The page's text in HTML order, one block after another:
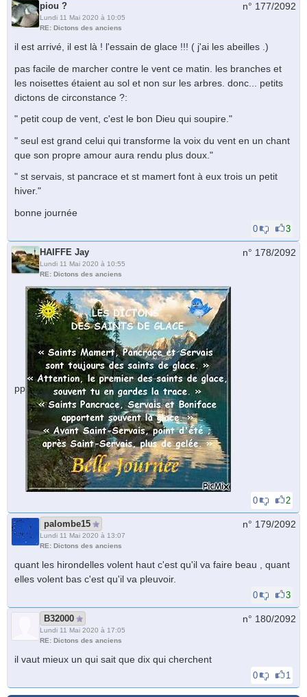
piou ?
Lundi 11 Mai 2020 à 10:05
RE: Dictons des anciens
n° 177/2092
il est arrivé, il est là ! l'essain de glace !!! ( j'ai les abeilles .)
pas facile de marcher contre le vent ce matin. les branches et
les noisettes étaient au sol et non sur les arbres. donc... petits
dictons de circonstance ?:
" petit coup de vent, c'est le bon Dieu qui soupire."
" seul est grand celui qui transforme la voix du vent en un chant
que son propre amour aura rendu plus doux."
" st servais, st pancrace et st mamert font à eux trois un petit
hiver."
bonne journée
0 3
HAIFFE Jay
Lundi 11 Mai 2020 à 10:55
RE: Dictons des anciens
n° 178/2092
pp
0 2
palombe15
Lundi 11 Mai 2020 à 13:07
RE: Dictons des anciens
n° 179/2092
quant les hirondelles volent haut c'est qu'il va faire beau , quant
elles volent bas c'est qu'il va pleuvoir.
0 3
B32000
Lundi 11 Mai 2020 à 17:05
RE: Dictons des anciens
n° 180/2092
il vaut mieux un qui sait que dix qui cherchent
0 1